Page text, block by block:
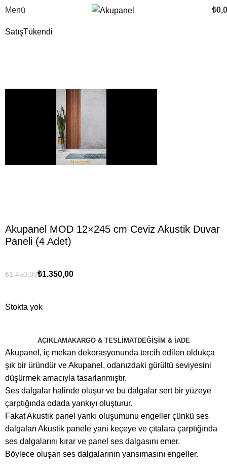
Menü ₺
SatışTükendi
Akupanel MOD 12×245 cm Ceviz Akustik Duvar
Paneli (4 Adet)
₺1.450,00₺1.350,00
Stokta yok
AÇIKLAMAKARGO & TESLIMATDEĞIŞIM & İADE
Akupanel, iç mekan dekorasyonunda tercih edilen oldukça
şık bir üründür ve Akupanel, odanızdaki gürültü seviyesini
düşürmek amacıyla tasarlanmıştır.
Ses dalgalar halinde oluşur ve bu dalgalar sert bir yüzeye
çarptığında odada yankıyı oluşturur.
Fakat Akustik panel yankı oluşumunu engeller çünkü ses
dalgaları Akustik panele yani keçeye ve çıtalara çarptığında
ses dalgalarını kırar ve panel ses dalgasını emer.
Böylece oluşan ses dalgalarının yansımasını engeller.